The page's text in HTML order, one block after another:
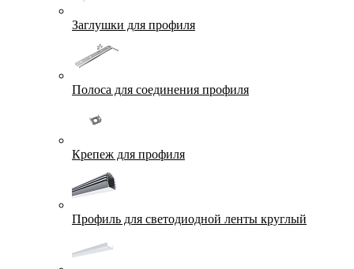
Заглушки для профиля
Полоса для соединения профиля
Крепеж для профиля
Профиль для светодиодной ленты круглый